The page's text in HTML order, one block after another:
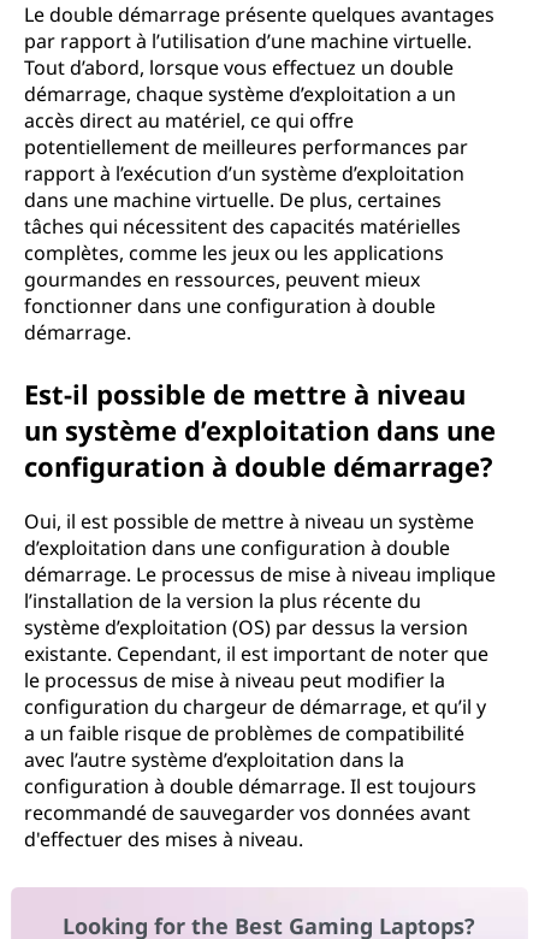
Le double démarrage présente quelques avantages
par rapport à l’utilisation d’une machine virtuelle.
Tout d’abord, lorsque vous effectuez un double
démarrage, chaque système d’exploitation a un
accès direct au matériel, ce qui offre
potentiellement de meilleures performances par
rapport à l’exécution d’un système d’exploitation
dans une machine virtuelle. De plus, certaines
tâches qui nécessitent des capacités matérielles
complètes, comme les jeux ou les applications
gourmandes en ressources, peuvent mieux
fonctionner dans une configuration à double
démarrage.
Est-il possible de mettre à niveau
un système d’exploitation dans une
configuration à double démarrage?
Oui, il est possible de mettre à niveau un système
d’exploitation dans une configuration à double
démarrage. Le processus de mise à niveau implique
l’installation de la version la plus récente du
système d’exploitation (OS) par dessus la version
existante. Cependant, il est important de noter que
le processus de mise à niveau peut modifier la
configuration du chargeur de démarrage, et qu’il y
a un faible risque de problèmes de compatibilité
avec l’autre système d’exploitation dans la
configuration à double démarrage. Il est toujours
recommandé de sauvegarder vos données avant
d'effectuer des mises à niveau.
Looking for the Best Gaming Laptops?